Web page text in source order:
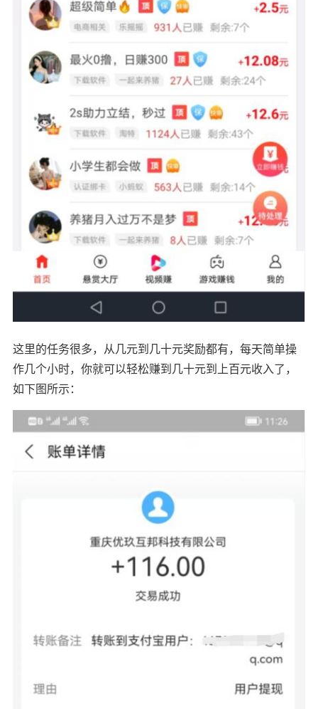
这里的任务很多，从几元到几十元奖励都有，每天简单操
作几个小时，你就可以轻松赚到几十元到上百元收入了，
如下图所示：